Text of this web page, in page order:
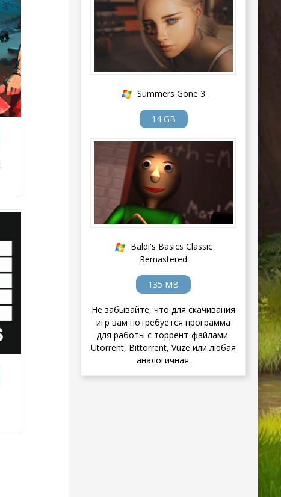
Summers Gone 3
14 GB
Baldi's Basics Classic
Remastered
135 MB
Не забывайте, что для скачивания
игр вам потребуется программа
для работы с торрент-файлами.
Utorrent, Bittorrent, Vuze или любая
аналогичная.